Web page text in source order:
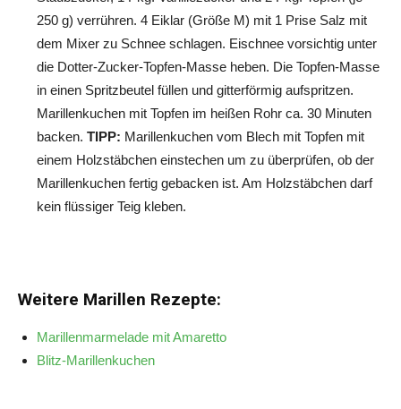
250 g) verrühren. 4 Eiklar (Größe M) mit 1 Prise Salz mit
dem Mixer zu Schnee schlagen. Eischnee vorsichtig unter
die Dotter-Zucker-Topfen-Masse heben. Die Topfen-Masse
in einen Spritzbeutel füllen und gitterförmig aufspritzen.
Marillenkuchen mit Topfen im heißen Rohr ca. 30 Minuten
backen. TIPP: Marillenkuchen vom Blech mit Topfen mit
einem Holzstäbchen einstechen um zu überprüfen, ob der
Marillenkuchen fertig gebacken ist. Am Holzstäbchen darf
kein flüssiger Teig kleben.
Weitere Marillen Rezepte:
Marillenmarmelade mit Amaretto
Blitz-Marillenkuchen